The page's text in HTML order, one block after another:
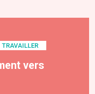
TRAVAILLER
vers